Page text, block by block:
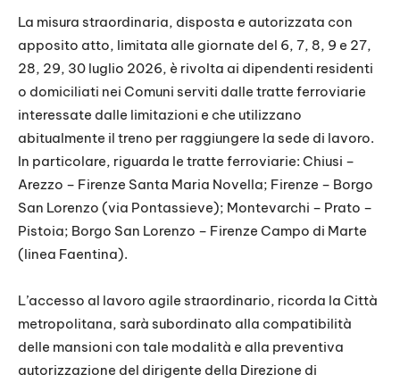
La misura straordinaria, disposta e autorizzata con
apposito atto, limitata alle giornate del 6, 7, 8, 9 e 27,
28, 29, 30 luglio 2026, è rivolta ai dipendenti residenti
o domiciliati nei Comuni serviti dalle tratte ferroviarie
interessate dalle limitazioni e che utilizzano
abitualmente il treno per raggiungere la sede di lavoro.
In particolare, riguarda le tratte ferroviarie: Chiusi –
Arezzo – Firenze Santa Maria Novella; Firenze – Borgo
San Lorenzo (via Pontassieve); Montevarchi – Prato –
Pistoia; Borgo San Lorenzo – Firenze Campo di Marte
(linea Faentina).
L’accesso al lavoro agile straordinario, ricorda la Città
metropolitana, sarà subordinato alla compatibilità
delle mansioni con tale modalità e alla preventiva
autorizzazione del dirigente della Direzione di